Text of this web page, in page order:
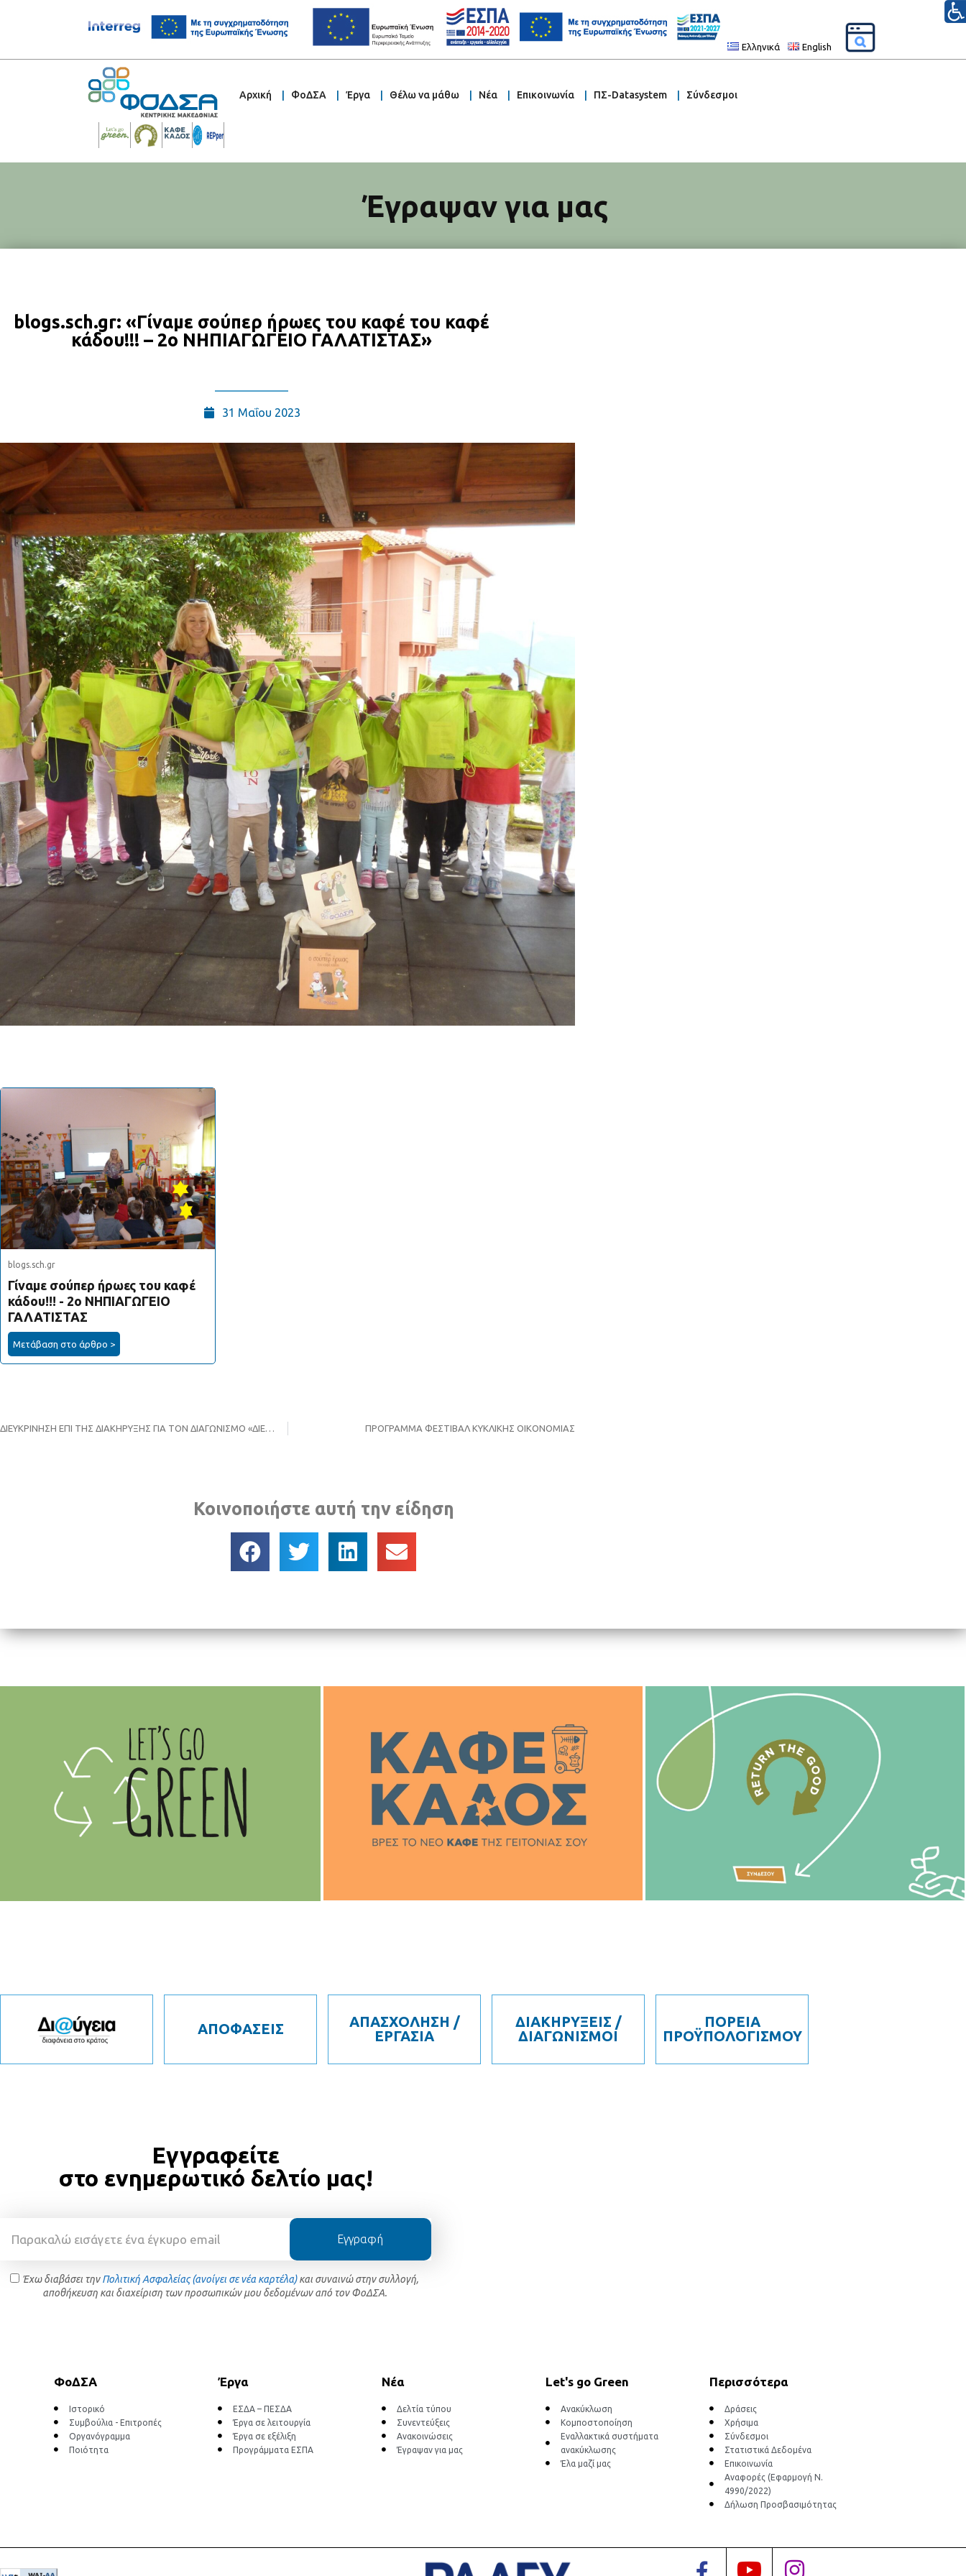
Ελληνικά English
Αρχική ΦοΔΣΑ Έργα Θέλω να μάθω Νέα Επικοινωνία ΠΣ-Datasystem Σύνδεσμοι
Έγραψαν για μας
blogs.sch.gr: «Γίναμε σούπερ ήρωες του καφέ του καφέ
κάδου!!! – 2o ΝΗΠΙΑΓΩΓΕΙΟ ΓΑΛΑΤΙΣΤΑΣ»
31 Μαΐου 2023
blogs.sch.gr
Γίναμε σούπερ ήρωες του καφέ
κάδου!!! - 2ο ΝΗΠΙΑΓΩΓΕΙΟ
ΓΑΛΑΤΙΣΤΑΣ
Μετάβαση στο άρθρο >
ΠΡΟΓΡΑΜΜΑ ΦΕΣΤΙΒΑΛ ΚΥΚΛΙΚΗΣ ΟΙΚΟΝΟΜΙΑΣ
Κοινοποιήστε αυτή την είδηση
ΑΠΟΦΑΣΕΙΣ
ΑΠΑΣΧΟΛΗΣΗ /
ΕΡΓΑΣΙΑ
ΔΙΑΚΗΡΥΞΕΙΣ /
ΔΙΑΓΩΝΙΣΜΟΙ
ΠΟΡΕΙΑ
ΠΡΟΫΠΟΛΟΓΙΣΜΟΥ
Εγγραφείτε
στο ενημερωτικό δελτίο μας!
Έχω διαβάσει τηνΠολιτική Ασφαλείας (ανοίγει σε νέα καρτέλα)και συναινώ στην συλλογή,
αποθήκευση και διαχείριση των προσωπικών μου δεδομένων από τον ΦοΔΣΑ.
Εγγραφή
ΦοΔΣΑ
Ιστορικό
Συμβούλια - Επιτροπές
Οργανόγραμμα
Ποιότητα
Έργα
ΕΣΔΑ – ΠΕΣΔΑ
Έργα σε λειτουργία
Έργα σε εξέλιξη
Προγράμματα ΕΣΠΑ
Νέα
Δελτία τύπου
Συνεντεύξεις
Ανακοινώσεις
Έγραψαν για μας
Let's go Green
Ανακύκλωση
Κομποστοποίηση
Εναλλακτικά συστήματα
ανακύκλωσης
Έλα μαζί μας
Περισσότερα
Δράσεις
Χρήσιμα
Σύνδεσμοι
Στατιστικά Δεδομένα
Επικοινωνία
Αναφορές (Εφαρμογή Ν.
4990/2022)
Δήλωση Προσβασιμότητας